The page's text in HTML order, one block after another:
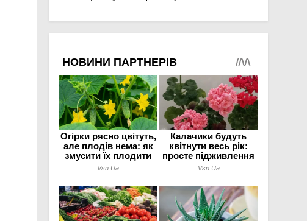
мінімальній площі